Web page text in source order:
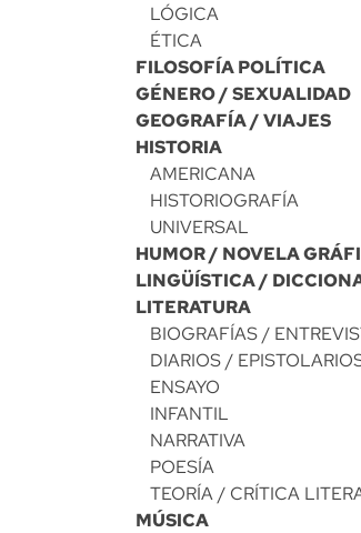
LÓGICA
ÉTICA
FILOSOFÍA POLÍTICA
GÉNERO / SEXUALIDAD
GEOGRAFÍA / VIAJES
HISTORIA
AMERICANA
HISTORIOGRAFÍA
UNIVERSAL
HUMOR / NOVELA
LINGÜÍSTICA /
LITERATURA
BIOGRAFÍAS /
DIARIOS /
ENSAYO
INFANTIL
NARRATIVA
POESÍA
TEORÍA / CRÍTICA
MÚSICA